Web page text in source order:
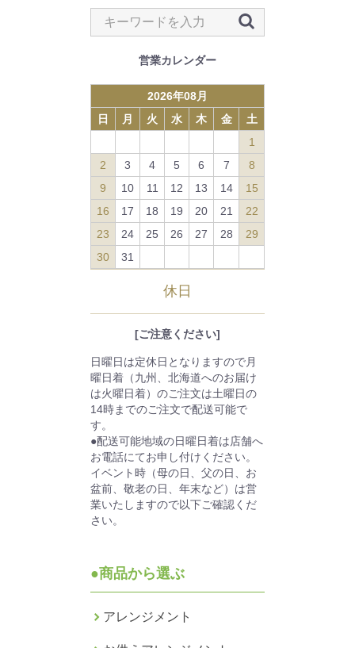
営業カレンダー
2026年08月
日
月 火 水 木 金
土
1
2
3 4 5 6 7
8
9
10 11 12 13 14
15
16
17 18 19 20 21
22
23
24 25 26 27 28
29
30
31
休日
[ご注意ください]
日曜日は定休日となりますので月
曜日着（九州、北海道へのお届け
は火曜日着）のご注文は土曜日の
14時までのご注文で配送可能で
す。
●配送可能地域の日曜日着は店舗へ
お電話にてお申し付けください。
イベント時（母の日、父の日、お
盆前、敬老の日、年末など）は営
業いたしますので以下ご確認くだ
さい。
●商品から選ぶ
アレンジメント